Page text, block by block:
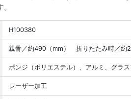
H100380
親骨／約490（mm） 折りたたみ時／約
ポンジ（ポリエステル）、アルミ、グラ
レーザー加工